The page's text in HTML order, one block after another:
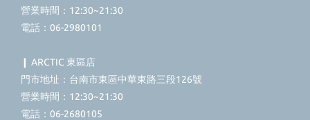
營業時間：12:30~21:30
電話：06-2980101
❙ ARCTIC 東區店
門市地址：台南市東區中華東路三段126號
營業時間：12:30~21:30
電話：06-2680105